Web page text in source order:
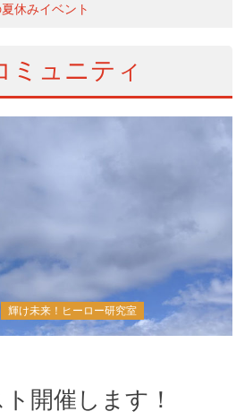
休みイベント
ミュニティ
輝け未来！ヒーロー研究室
開催します！